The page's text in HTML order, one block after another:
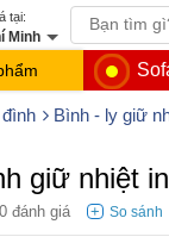
Minh
Bình - ly giữ
giữ nhiệt
đánh giá